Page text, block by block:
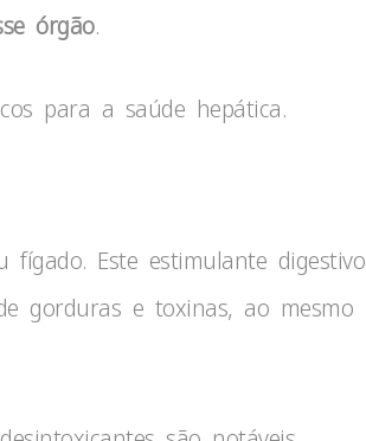
órgão.
para a saúde hepática.
Este estimulante digestivo
gorduras e toxinas, ao mesmo